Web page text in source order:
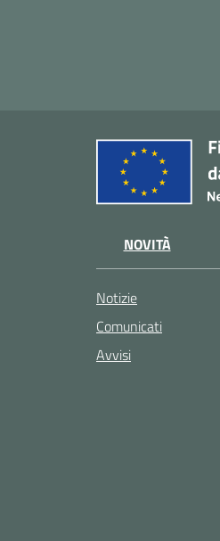
NOVITÀ
Notizie
Comunicati
Avvisi